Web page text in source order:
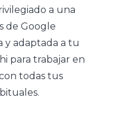
a una
de Google
adaptada a tu
para trabajar en
todas tus